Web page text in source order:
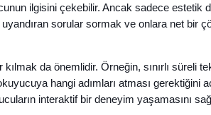
ilgisini çekebilir. Ancak sadece
uyandıran sorular sormak ve onlara net bir
da önemlidir. Örneğin, sınırlı süreli
hangi adımları atması gerektiğini
interaktif bir deneyim yaşamasını